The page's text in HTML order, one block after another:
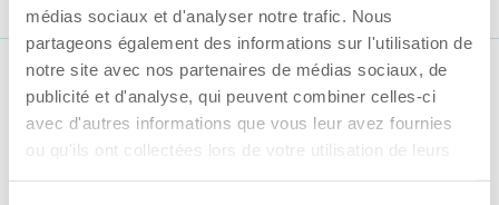
médias sociaux et d'analyser notre trafic. Nous
partageons également des informations sur l'utilisation de
notre site avec nos partenaires de médias sociaux, de
publicité et d'analyse, qui peuvent combiner celles-ci
avec d'autres informations que vous leur avez fournies
ou qu'ils ont collectées lors de votre utilisation de leurs
Suivez-nous